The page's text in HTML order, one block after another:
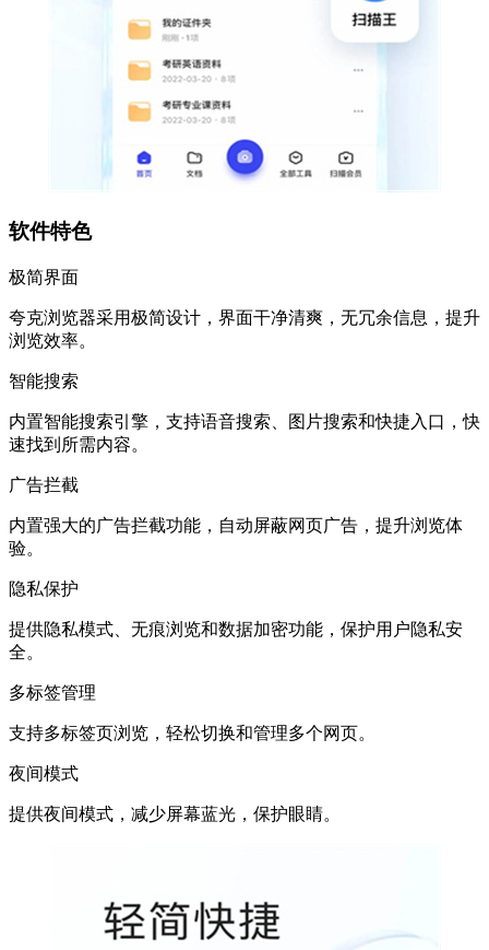
软件特色
极简界面
夸克浏览器采用极简设计，界面干净清爽，无冗余信息，提升
浏览效率。
智能搜索
内置智能搜索引擎，支持语音搜索、图片搜索和快捷入口，快
速找到所需内容。
广告拦截
内置强大的广告拦截功能，自动屏蔽网页广告，提升浏览体
验。
隐私保护
提供隐私模式、无痕浏览和数据加密功能，保护用户隐私安
全。
多标签管理
支持多标签页浏览，轻松切换和管理多个网页。
夜间模式
提供夜间模式，减少屏幕蓝光，保护眼睛。